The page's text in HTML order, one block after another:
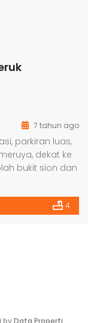
7 tahun ago
parkiran luas,
dekat ke
bukit sion dan
4